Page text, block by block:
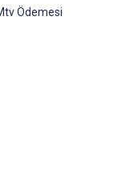
Ödemesi